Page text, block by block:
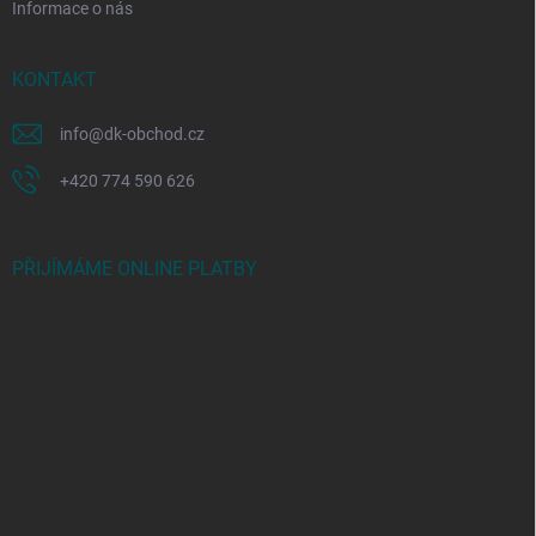
Informace o nás
KONTAKT
info@dk-obchod.cz
+420 774 590 626
PŘIJÍMÁME ONLINE PLATBY